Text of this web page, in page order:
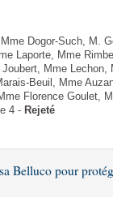
Dogor-Such, M.
Laporte, Mme
Mme
Beuil, Mme
Florence Goulet,
4 - Rejeté
Belluco pour